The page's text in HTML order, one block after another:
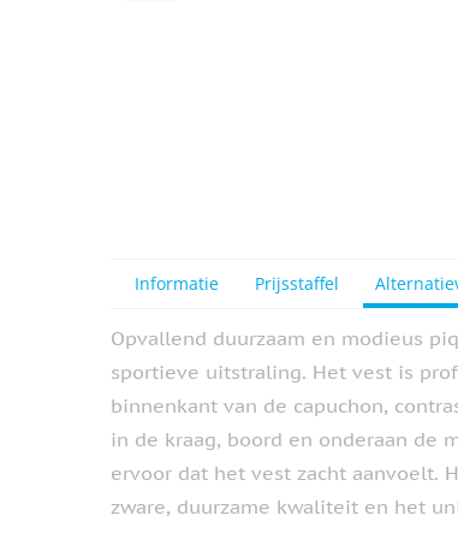
Informatie Prijsstaffel
Opvallend duurzaam en modieus
sportieve uitstraling. Het vest is
binnenkant van de capuchon,
in de kraag, boord en onderaan de
ervoor dat het vest zacht aanvoelt.
zware, duurzame kwaliteit en het